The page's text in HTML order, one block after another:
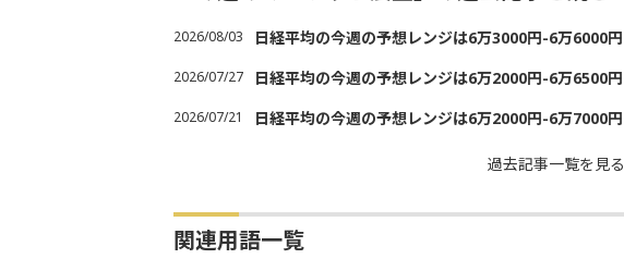
2026/08/03 日経平均の今週の予想レンジは6万3000円-6万6000円
2026/07/27 日経平均の今週の予想レンジは6万2000円-6万6500円
2026/07/21 日経平均の今週の予想レンジは6万2000円-6万7000円
過去記事一覧を見る
関連用語一覧